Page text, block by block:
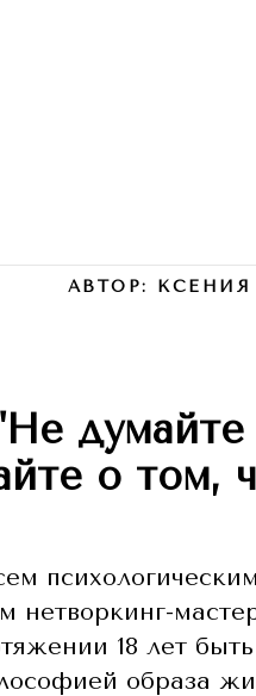
АВТОР: КСЕНИЯ
о том,
нетворкинг-
18 лет
образа